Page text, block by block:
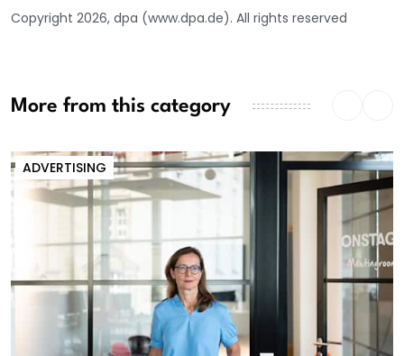
Copyright 2026, dpa (www.dpa.de). All rights reserved
More from this category
ADVERTISING